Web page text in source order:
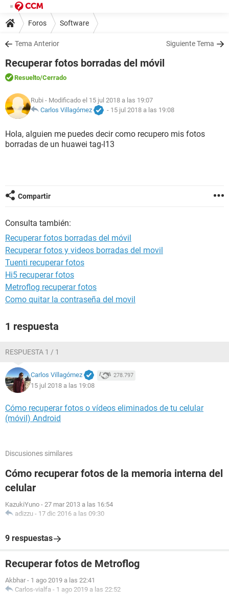
Foros Software
Tema Anterior Siguiente Tema
Recuperar fotos borradas del móvil
Resuelto/Cerrado
Rubi - Modificado el 15 jul 2018 a las 19:07
Carlos Villagómez
- 15 jul 2018 a las 19:08
Hola, alguien me puedes decir como recupero mis fotos
borradas de un huawei tag-l13
Compartir
Consulta también:
Recuperar fotos borradas del móvil
Recuperar fotos y videos borradas del movil
Tuenti recuperar fotos
Hi5 recuperar fotos
Metroflog recuperar fotos
Como quitar la contraseña del movil
1 respuesta
RESPUESTA 1 / 1
Carlos Villagómez 278.797
15 jul 2018 a las 19:08
Cómo recuperar fotos o vídeos eliminados de tu celular
(móvil) Android
Discusiones similares
Cómo recuperar fotos de la memoria interna del
celular
KazukiYuno - 27 mar 2013 a las 16:54
adizzu - 17 dic 2016 a las 09:30
9 respuestas
Recuperar fotos de Metroflog
Akbhar - 1 ago 2019 a las 22:41
Carlos-vialfa - 1 ago 2019 a las 22:52